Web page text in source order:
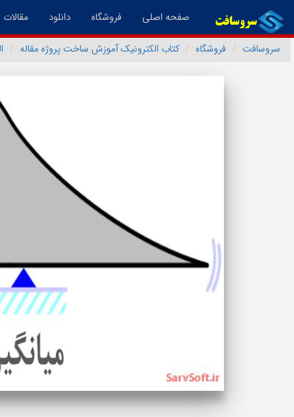
صفحه اصلی(فعال)فروشگاه دانلود مقالات
سروسافت فروشگاه کتاب الکترونیک آموزش ساخت پروژه مقاله